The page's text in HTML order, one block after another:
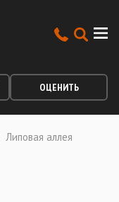
ОЦЕНИТЬ
Липовая аллея